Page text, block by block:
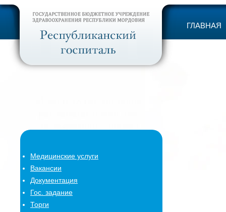
ГЛАВНАЯ
Медицинские услуги
Вакансии
Документация
Гос. задание
Торги